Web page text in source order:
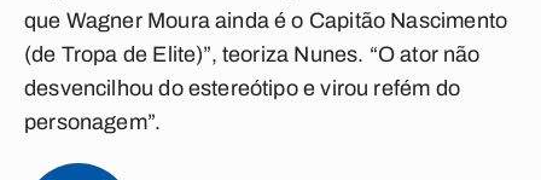
que Wagner Moura ainda é o Capitão Nascimento
(de Tropa de Elite)”, teoriza Nunes. “O ator não
desvencilhou do estereótipo e virou refém do
personagem”.